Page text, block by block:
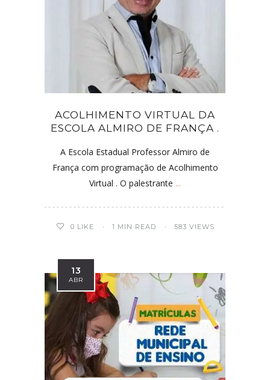
ACOLHIMENTO VIRTUAL DA
ESCOLA ALMIRO DE FRANÇA .
A Escola Estadual Professor Almiro de
França com programação de Acolhimento
Virtual . O palestrante ...
0 LIKE 1 MIN READ 583 VIEWS
13
ABR